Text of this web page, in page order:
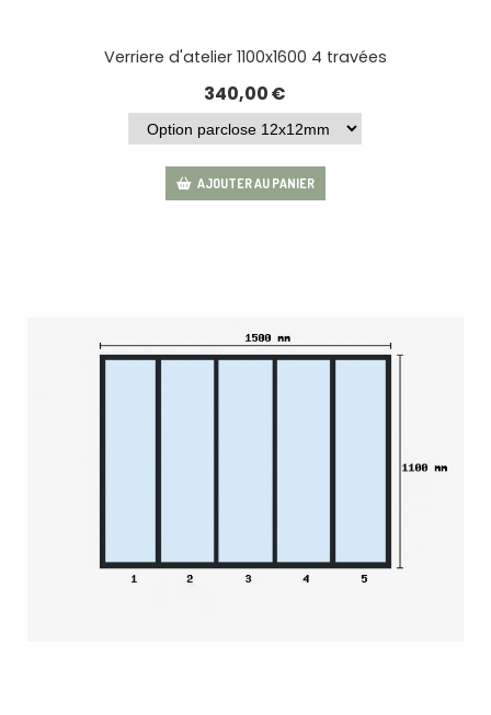
Verriere d'atelier 1100x1600 4 travées
340,00€
AJOUTER AU PANIER